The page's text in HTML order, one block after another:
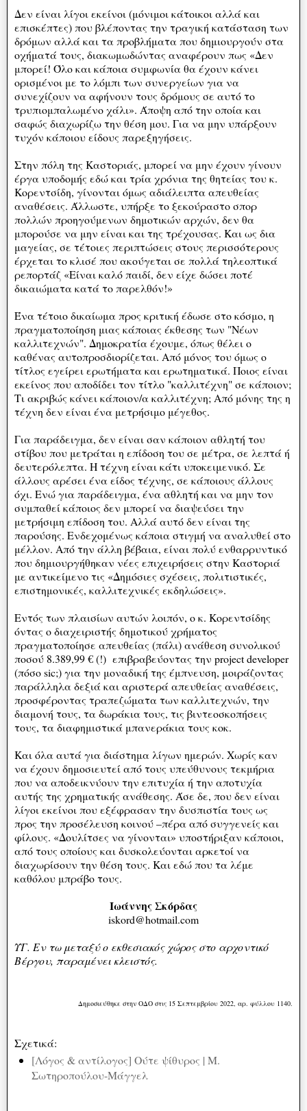
Δεν είναι λίγοι εκείνοι (μόνιμοι κάτοικοι αλλά και
επισκέπτες) που βλέποντας την τραγική κατάσταση των
δρόμων αλλά και τα προβλήματα που δημιουργούν στα
οχήματά τους, διακωμωδώντας αναφέρουν πως «Δεν
μπορεί! Όλο και κάποια συμφωνία θα έχουν κάνει
ορισμένοι με το λόμπι των συνεργείων για να
συνεχίζουν να αφήνουν τους δρόμους σε αυτό το
τρυπιομπαλωμένο χάλι». Άποψη από την οποία και
σαφώς διαχωρίζω την θέση μου. Για να μην υπάρξουν
τυχόν κάποιου είδους παρεξηγήσεις.
Στην πόλη της Καστοριάς, μπορεί να μην έχουν γίνουν
έργα υποδομής εδώ και τρία χρόνια της θητείας του κ.
Κορεντσίδη, γίνονται όμως αδιάλειπτα απευθείας
αναθέσεις. Άλλωστε, υπήρξε το ξεκούραστο σπορ
πολλών προηγούμενων δημοτικών αρχών, δεν θα
μπορούσε να μην είναι και της τρέχουσας. Και ως δια
μαγείας, σε τέτοιες περιπτώσεις στους περισσότερους
έρχεται το κλισέ που ακούγεται σε πολλά τηλεοπτικά
ρεπορτάζ «Είναι καλό παιδί, δεν είχε δώσει ποτέ
δικαιώματα κατά το παρελθόν!»
Ένα τέτοιο δικαίωμα προς κριτική έδωσε στο κόσμο, η
πραγματοποίηση μιας κάποιας έκθεσης των "Νέων
καλλιτεχνών". Δημοκρατία έχουμε, όπως θέλει ο
καθένας αυτοπροσδιορίζεται. Από μόνος του όμως ο
τίτλος εγείρει ερωτήματα και ερωτηματικά. Ποιος είναι
εκείνος που αποδίδει τον τίτλο "καλλιτέχνη" σε κάποιον;
Τι ακριβώς κάνει κάποιον/α καλλιτέχνη; Από μόνης της η
τέχνη δεν είναι ένα μετρήσιμο μέγεθος.
Για παράδειγμα, δεν είναι σαν κάποιον αθλητή του
στίβου που μετράται η επίδοση του σε μέτρα, σε λεπτά ή
δευτερόλεπτα. Η τέχνη είναι κάτι υποκειμενικό. Σε
άλλους αρέσει ένα είδος τέχνης, σε κάποιους άλλους
όχι. Ενώ για παράδειγμα, ένα αθλητή και να μην τον
συμπαθεί κάποιος δεν μπορεί να διαψεύσει την
μετρήσιμη επίδοση του. Αλλά αυτό δεν είναι της
παρούσης. Ενδεχομένως κάποια στιγμή να αναλυθεί στο
μέλλον. Από την άλλη βέβαια, είναι πολύ ενθαρρυντικό
που δημιουργήθηκαν νέες επιχειρήσεις στην Καστοριά
με αντικείμενο τις «Δημόσιες σχέσεις, πολιτιστικές,
επιστημονικές, καλλιτεχνικές εκδηλώσεις».
Εντός των πλαισίων αυτών λοιπόν, ο κ. Κορεντσίδης
όντας ο διαχειριστής δημοτικού χρήματος
πραγματοποίησε απευθείας (πάλι) ανάθεση συνολικού
ποσού 8.389,99 € (!) επιβραβεύοντας την project developer
(πόσο sic;) για την μοναδική της έμπνευση, μοιράζοντας
παράλληλα δεξιά και αριστερά απευθείας αναθέσεις,
προσφέροντας τραπεζώματα των καλλιτεχνών, την
διαμονή τους, τα δωράκια τους, τις βιντεοσκοπήσεις
τους, τα διαφημιστικά μπανεράκια τους κοκ.
Και όλα αυτά για διάστημα λίγων ημερών. Χωρίς καν
να έχουν δημοσιευτεί από τους υπεύθυνους τεκμήρια
που να αποδεικνύουν την επιτυχία ή την αποτυχία
αυτής της χρηματικής ανάθεσης. Άσε δε, που δεν είναι
λίγοι εκείνοι που εξέφρασαν την δυσπιστία τους ως
προς την προσέλευση κοινού –πέρα από συγγενείς και
φίλους. «Δουλίτσες να γίνονται» υποστήριξαν κάποιοι,
από τους οποίους και δυσκολεύονται αρκετοί να
διαχωρίσουν την θέση τους. Και εδώ που τα λέμε
καθόλου μπράβο τους.
Ιωάννης Σκόρδας
iskord@hotmail.com
ΥΓ. Εν τω μεταξύ ο εκθεσιακός χώρος στο αρχοντικό
Βέργου, παραμένει κλειστός.
Δημοσιεύθηκε στην ΟΔΟ στις 15 Σεπτεμβρίου 2022, αρ. φύλλου 1140.
Σχετικά:
[Λόγος & αντίλογος] Ούτε ψίθυρος | Μ.
Σωτηροπούλου-Μάγγελ